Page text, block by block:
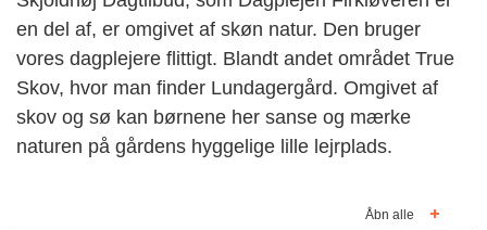
en del af, er omgivet af skøn natur. Den bruger
vores dagplejere flittigt. Blandt andet området True
Skov, hvor man finder Lundagergård. Omgivet af
skov og sø kan børnene her sanse og mærke
naturen på gårdens hyggelige lille lejrplads.
Åbn alle